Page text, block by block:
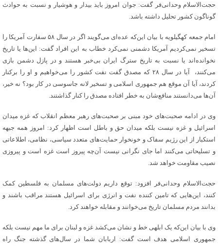
حجت‌الاسلام وحدانی‌فر گفت: جوان امروز باید بیدار و هوشیار و نسبت به حوادث
گوناگون کشور تحلیل داشته باشد.
امام جمعه کهگیلویه با بیان این‌که عده‌ای می‌گویند اگر در سال ۵۸ سفارت آمریکا را
تسخیر نمی‌کردیم آمریکا دشمنی نمی‌کرد خطاب به این افراد گفت: این‌ها یا تاریخ
نخوانده‌اند یا نسبت به تاریخ سترگ ایران بی‌خبر هستند و در پازل دشمن بازی
می‌کنند، آیا در سال ۲۸ که مصدق گفت نفت کشور را می‌خواهیم و او را برکنار
کردند، آیا آن موقع هم جمهوری اسلامی و تسخیر لانه جاسوسی در کار بود؟ نه خیر،
آن‌ها می‌دانستند منافع‌شان به خطر افتاده مصدق را کنار گذاشتند.
وی در ادامه صحبت‌های خود مبنی بر صحبت‌های رهبر معظم انقلاب که غزه میدان
اسرائیل و غزه نیست بلکه میدان حق و باطل است اظهار کرد: امروز همه جبهه
استکبار از این رژیم سفاک و خونخوار حمایت‌های متعدد سیاسی، نظامی، اطلاعاتی
و تسلیحاتی می‌کنند اما جای نگرانی نیست آن‌چه پیروز است غزه است و پیروزی
نصیب مقاومت خواهد شد.
حجت‌الاسلام وحدانی‌فر افزود: توقع داریم دولت‌های مسلمان به فلسطین کمک
کنند، این‌هایی که تامین کننده نفت و انرژی برای اسرائیل هستند مراقب باشند و
بدانند مردم مسلمان تاریخ می‌خوانند و مقابله خواهند کرد.
وی با بیان این‌که یک ابلهی خط و نشان می‌کشد غزه و لبنان برای ما مهم نیست بلکه
جمهوری اسلامی هدف است گفت: اربابان شما در سال‌های گذشته جنگ راه